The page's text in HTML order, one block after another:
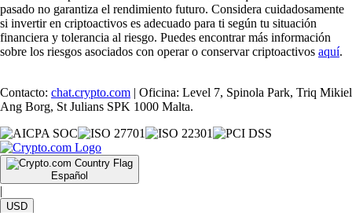
pasado no garantiza el rendimiento futuro. Considera cuidadosamente
si invertir en criptoactivos es adecuado para ti según tu situación
financiera y tolerancia al riesgo. Puedes encontrar más información
sobre los riesgos asociados con operar o conservar criptoactivos aquí.
Contacto: chat.crypto.com | Oficina: Level 7, Spinola Park, Triq Mikiel
Ang Borg, St Julians SPK 1000 Malta.
Español
|
USD